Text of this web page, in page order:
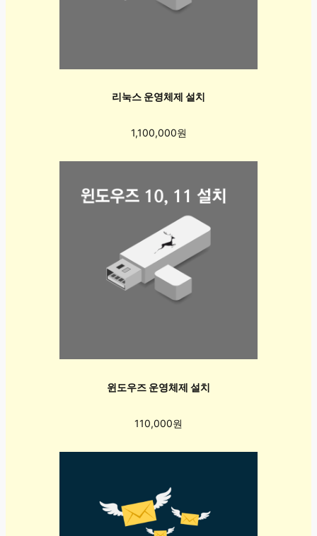
리눅스 운영체제 설치
1,100,000원
윈도우즈 운영체제 설치
110,000원